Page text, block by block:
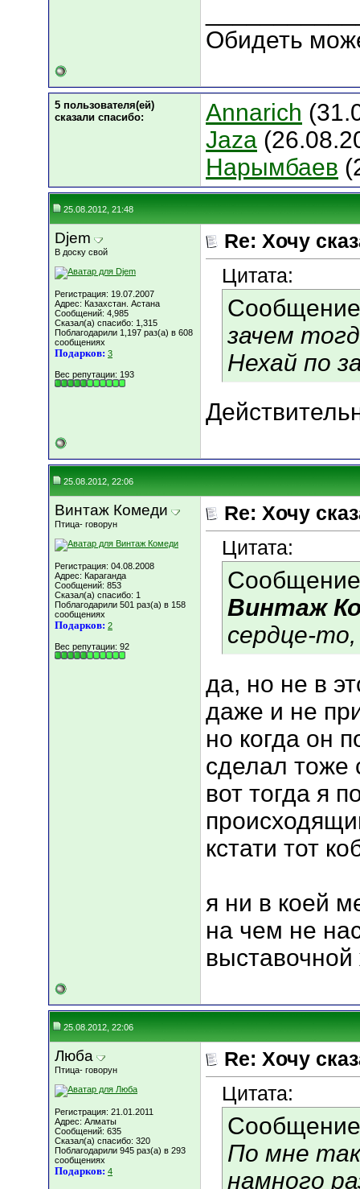
Обидеть
5 пользователя(ей)
сказали cпасибо:
Annarich
Jaza
Нарымбаев
25.08.2012, 21:48
Djem
В доску свой
Регистрация: 19.07.2007
Адрес: Казахстан. Астана
Сообщений: 4,985
Сказал(а) спасибо: 1,315
Поблагодарили 1,197 раз(а) в 608
сообщениях
Подарков: 3
Вес репутации: 193
Re: Хочу
Цитата:
зачем
Нехай по
25.08.2012, 22:06
Винтаж Комеди
Птица- говорун
Регистрация: 04.08.2008
Адрес: Караганда
Сообщений: 853
Сказал(а) спасибо: 1
Поблагодарили 501 раз(а) в 158
сообщениях
Подарков: 2
Вес репутации: 92
Re: Хочу
Цитата:
Винтаж
сердце-то,
да, но не в
даже и не
но когда он
сделал тоже
вот тогда я
кстати тот
я ни в коей
на чем не
25.08.2012, 22:06
Люба
Птица- говорун
Регистрация: 21.01.2011
Адрес: Алматы
Сообщений: 635
Сказал(а) спасибо: 320
Поблагодарили 945 раз(а) в 293
сообщениях
Подарков: 4
Re: Хочу
Цитата:
По мне
намного